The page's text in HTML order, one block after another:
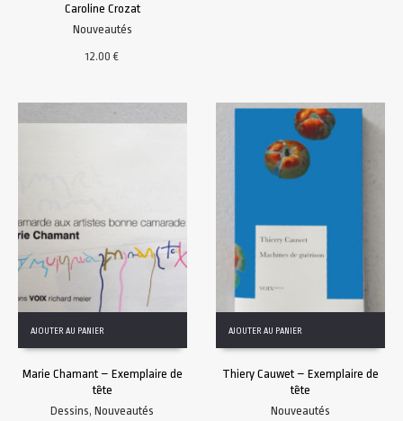
Caroline Crozat
Nouveautés
12.00€
AJOUTER AU PANIER
Marie Chamant – Exemplaire de
tête
Dessins,Nouveautés
AJOUTER AU PANIER
Thiery Cauwet – Exemplaire de
tête
Nouveautés